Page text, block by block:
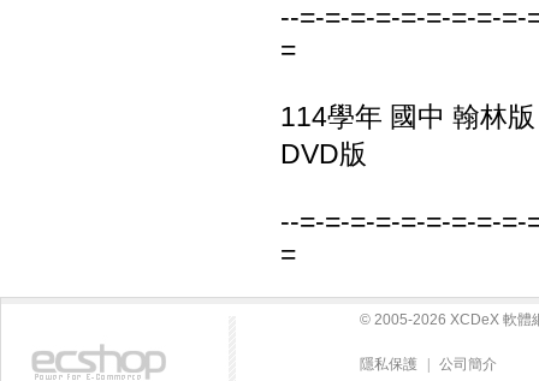
--=-=-=-=-=-=-=-=-=-
=
114學年 國中 翰林
DVD版
--=-=-=-=-=-=-=-=-=-
=
© 2005-2026 XCDeX 軟體
隱私保護
公司簡介